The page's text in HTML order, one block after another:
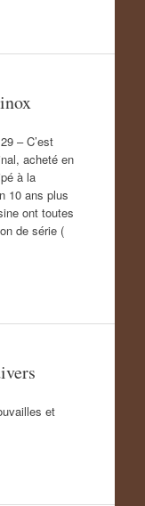
– C’est
acheté en
à la
10 ans plus
ont toutes
de série (
et